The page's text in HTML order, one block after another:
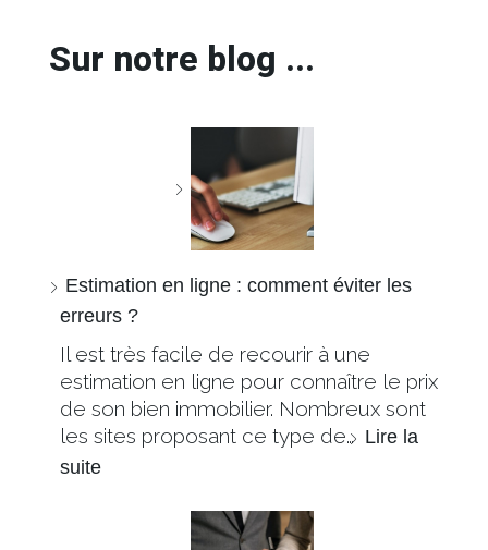
Sur notre blog ...
Estimation en ligne : comment éviter les
erreurs ?
Il est très facile de recourir à une
estimation en ligne pour connaître le prix
de son bien immobilier. Nombreux sont
les sites proposant ce type de… Lire la
suite